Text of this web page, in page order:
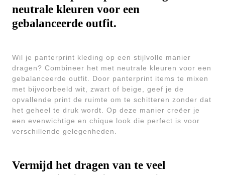
neutrale kleuren voor een
gebalanceerde outfit.
Wil je panterprint kleding op een stijlvolle manier
dragen? Combineer het met neutrale kleuren voor een
gebalanceerde outfit. Door panterprint items te mixen
met bijvoorbeeld wit, zwart of beige, geef je de
opvallende print de ruimte om te schitteren zonder dat
het geheel te druk wordt. Op deze manier creëer je
een evenwichtige en chique look die perfect is voor
verschillende gelegenheden.
Vermijd het dragen van te veel